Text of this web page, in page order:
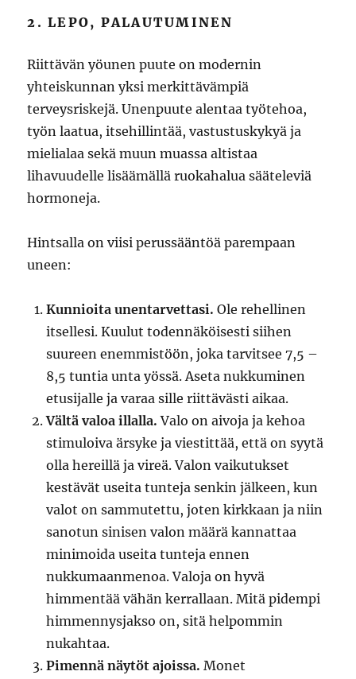
2. LEPO, PALAUTUMINEN
Riittävän yöunen puute on modernin
yhteiskunnan yksi merkittävämpiä
terveysriskejä. Unenpuute alentaa työtehoa,
työn laatua, itsehillintää, vastustuskykyä ja
mielialaa sekä muun muassa altistaa
lihavuudelle lisäämällä ruokahalua sääteleviä
hormoneja.
Hintsalla on viisi perussääntöä parempaan
uneen:
Kunnioita unentarvettasi. Ole rehellinen
itsellesi. Kuulut todennäköisesti siihen
suureen enemmistöön, joka tarvitsee 7,5 –
8,5 tuntia unta yössä. Aseta nukkuminen
etusijalle ja varaa sille riittävästi aikaa.
Vältä valoa illalla. Valo on aivoja ja kehoa
stimuloiva ärsyke ja viestittää, että on syytä
olla hereillä ja vireä. Valon vaikutukset
kestävät useita tunteja senkin jälkeen, kun
valot on sammutettu, joten kirkkaan ja niin
sanotun sinisen valon määrä kannattaa
minimoida useita tunteja ennen
nukkumaanmenoa. Valoja on hyvä
himmentää vähän kerrallaan. Mitä pidempi
himmennysjakso on, sitä helpommin
nukahtaa.
Pimennä näytöt ajoissa. Monet